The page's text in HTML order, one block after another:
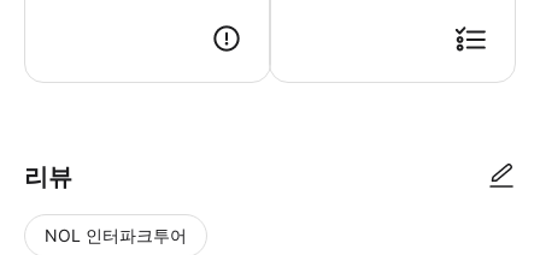
리뷰
NOL 인터파크투어